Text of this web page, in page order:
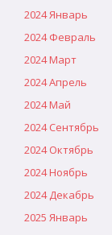
2024 Январь
2024 Февраль
2024 Март
2024 Апрель
2024 Май
2024 Сентябрь
2024 Октябрь
2024 Ноябрь
2024 Декабрь
2025 Январь